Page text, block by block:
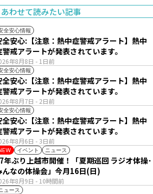
あわせて読みたい記事
全安心情報
年8月8日 - 1日前
全安心:【注意：熱中症警戒アラート】熱中
警戒アラートが発表されています。
全安心情報
年8月7日 - 2日前
全安心:【注意：熱中症警戒アラート】熱中
警戒アラートが発表されています。
全安心情報
年8月6日 - 3日前
全安心:【注意：熱中症警戒アラート】熱中
警戒アラートが発表されています。
イベント ニュース
年8月9日 - 10時間前
年ぶり上越市開催！「夏期巡回 ラジオ体操･
んなの体操会」今月16日(日)
ュース